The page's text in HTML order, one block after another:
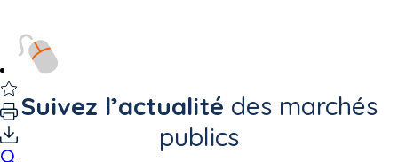
Suivez l’actualité des marchés
publics